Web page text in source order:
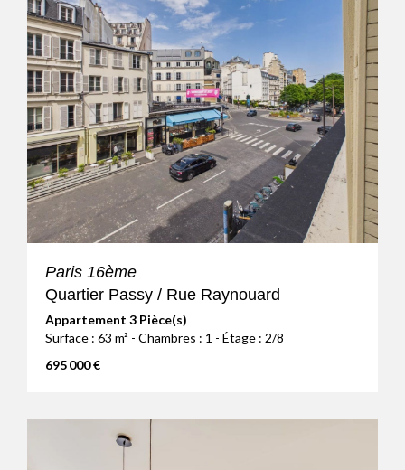
Paris 16ème
Quartier Passy / Rue Raynouard
Appartement 3 Pièce(s)
Surface : 63 m² - Chambres : 1 - Étage : 2/8
695 000 €